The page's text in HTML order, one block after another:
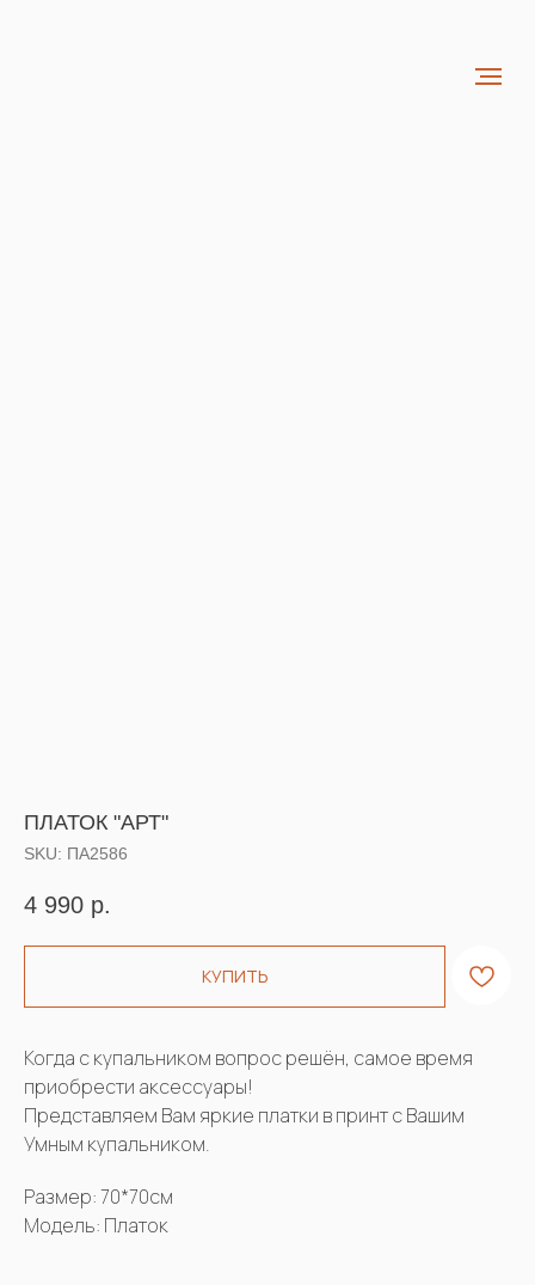
ПЛАТОК "АРТ"
SKU: ПА2586
4 990 р.
КУПИТЬ
Когда с купальником вопрос решён, самое время
приобрести аксессуары!
Представляем Вам яркие платки в принт с Вашим
Умным купальником.
Размер: 70*70см
Модель: Платок